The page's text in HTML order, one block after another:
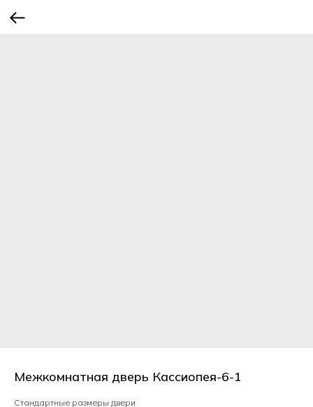
Межкомнатная дверь Кассиопея-6-1
Стандартные размеры двери